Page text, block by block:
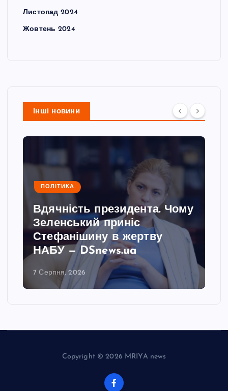
Листопад 2024
Жовтень 2024
Інші новини
ПОЛІТИКА
Вдячність президента. Чому
Зеленський приніс
Стефанішину в жертву
НАБУ — DSnews.ua
7 Серпня, 2026
Copyright © 2026 MRIYA news